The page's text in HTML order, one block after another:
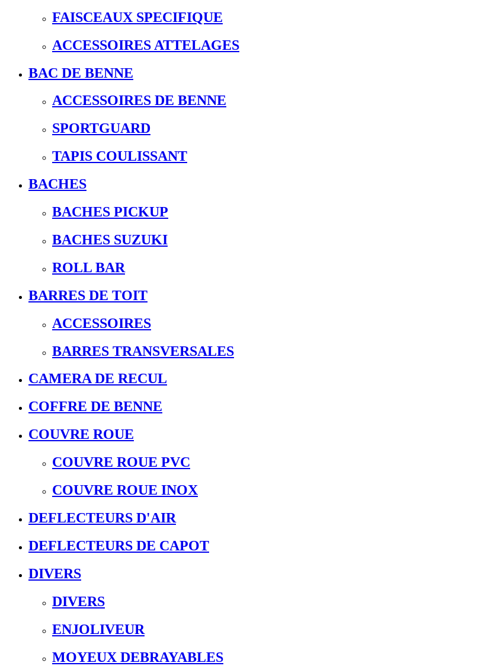
FAISCEAUX SPECIFIQUE
ACCESSOIRES ATTELAGES
BAC DE BENNE
ACCESSOIRES DE BENNE
SPORTGUARD
TAPIS COULISSANT
BACHES
BACHES PICKUP
BACHES SUZUKI
ROLL BAR
BARRES DE TOIT
ACCESSOIRES
BARRES TRANSVERSALES
CAMERA DE RECUL
COFFRE DE BENNE
COUVRE ROUE
COUVRE ROUE PVC
COUVRE ROUE INOX
DEFLECTEURS D'AIR
DEFLECTEURS DE CAPOT
DIVERS
DIVERS
ENJOLIVEUR
MOYEUX DEBRAYABLES